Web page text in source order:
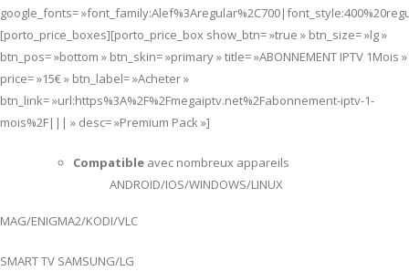
google_fonts=
[porto_price_boxes][porto_price_box show_btn= »true » btn_size= »lg »
btn_pos= »bottom » btn_skin= »primary » title= »ABONNEMENT IPTV 1Mois »
price= »15€ » btn_label= »Acheter »
btn_link= »url:https%3A%2F%2Fmegaiptv.net%2Fabonnement-iptv-1-
mois%2F||| » desc= »Premium Pack »]
Compatible avec nombreux appareils
ANDROID/IOS/WINDOWS/LINUX
MAG/ENIGMA2/KODI/VLC
SMART TV SAMSUNG/LG